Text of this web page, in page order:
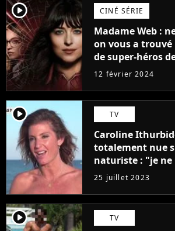
player2 CINÉ SÉRIE
Madame Web :
on vous a
de super-héros
12 février 2024
player2 TV
Caroline
totalement nue
naturiste : "je ne
j'arriverais à le
25 juillet 2023
player2 TV